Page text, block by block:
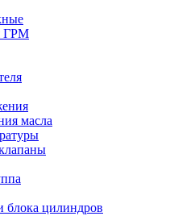
ГРМ
масла
блока цилиндров